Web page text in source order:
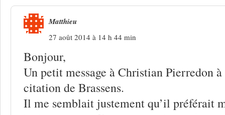
Matthieu
27 août 2014 à 14 h 44 min
Bonjour,
Un petit message à Christian Pierredon à
citation de Brassens.
Il me semblait justement qu’il préférait